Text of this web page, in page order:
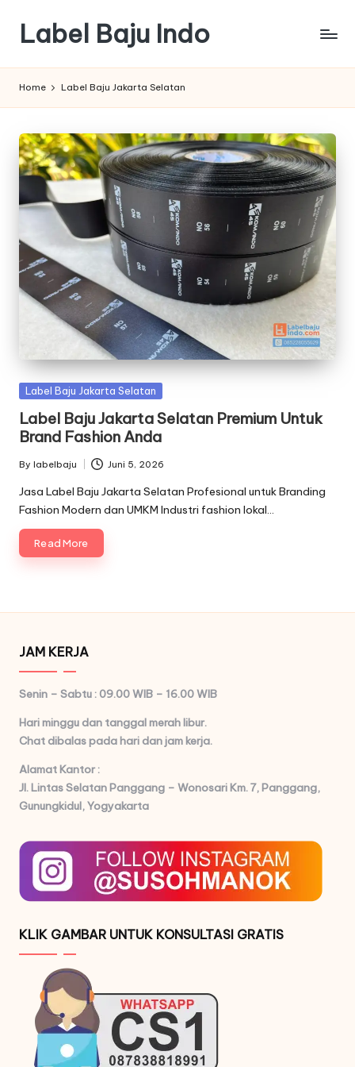
content
Label Baju Indo
Home Label Baju Jakarta Selatan
Posted
Label Baju Jakarta Selatan
Label Baju Jakarta Selatan Premium Untuk
Brand Fashion Anda
Posted
by
By labelbaju Juni 5, 2026
Jasa Label Baju Jakarta Selatan Profesional untuk Branding
Fashion Modern dan UMKM Industri fashion lokal…
Read More
JAM KERJA
Senin – Sabtu : 09.00 WIB – 16.00 WIB
Hari minggu dan tanggal merah libur.
Chat dibalas pada hari dan jam kerja.
Alamat Kantor :
Jl. Lintas Selatan Panggang – Wonosari Km. 7, Panggang,
Gunungkidul, Yogyakarta
KLIK GAMBAR UNTUK KONSULTASI GRATIS